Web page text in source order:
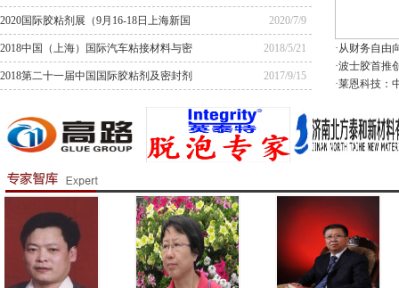
11月1
2020国际胶粘剂展（9月16-18日上海新国
际博览
2020/7/9
2018中国（上海）国际汽车粘接材料与密
封技术产品展
2018/5/21
2018第二十一届中国国际胶粘剂及密封剂 2017/9/15
·从财务自
·波士胶首推
·莱恩科技：